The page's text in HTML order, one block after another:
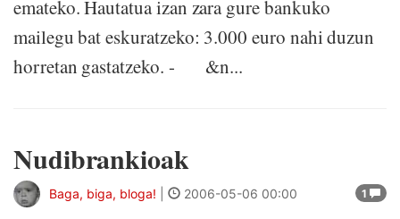
emateko. Hautatua izan zara gure bankuko
mailegu bat eskuratzeko: 3.000 euro nahi duzun
horretan gastatzeko. - &n...
Nudibrankioak
1
Baga, biga, bloga! 2006-05-06 00:00